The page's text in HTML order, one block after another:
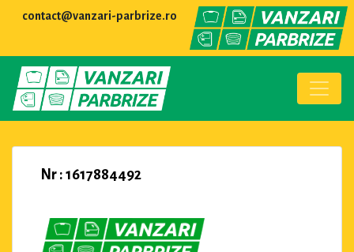
contact@vanzari-parbrize.ro
Nr : 1617884492